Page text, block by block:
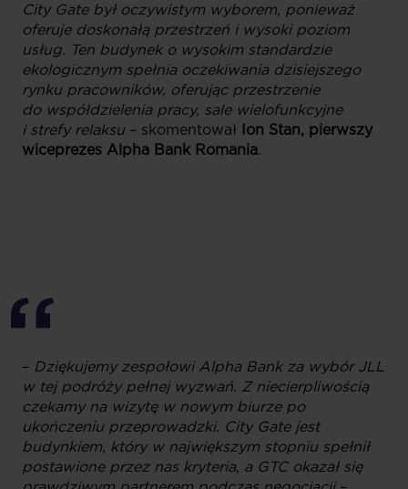
City Gate był oczywistym wyborem, ponieważ
oferuje doskonałą przestrzeń i wysoki poziom
usług. Ten budynek o wysokim standardzie
ekologicznym spełnia oczekiwania dzisiejszego
rynku pracowników, oferując przestrzenie
do współdzielenia pracy, sale wielofunkcyjne
i strefy relaksu – skomentował
Ion Stan, pierwszy
wiceprezes Alpha Bank Romania.
– Dziękujemy zespołowi Alpha Bank za wybór JLL
w tej podróży pełnej wyzwań. Z niecierpliwością
czekamy na wizytę w nowym biurze po
ukończeniu przeprowadzki. City Gate jest
budynkiem, który w największym stopniu spełnił
postawione przez nas kryteria, a GTC okazał się